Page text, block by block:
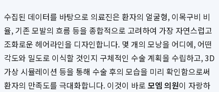
수집된 데이터를 바탕으로 의료진은 환자의 얼굴형, 이목구비 비
율, 기존 모발의 흐름 등을 종합적으로 고려하여 가장 자연스럽고
조화로운 헤어라인을 디자인합니다. 몇 개의 모낭을 어디에, 어떤
각도와 밀도로 이식할 것인지 구체적인 수술 계획을 수립하고, 3D
가상 시뮬레이션 등을 통해 수술 후의 모습을 미리 확인함으로써
환자의 만족도를 극대화합니다. 이것이 바로 모엠 의원이 자랑하